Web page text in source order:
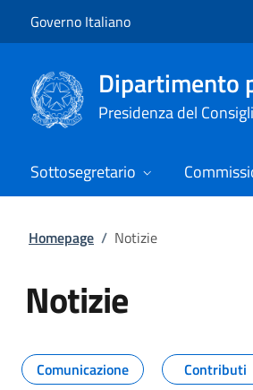
Governo Italiano
Dipartimento
Presidenza del
Sottosegretario
Homepage / Notizie
Notizie
Tutti i contenuti
Comunicazione Contributi